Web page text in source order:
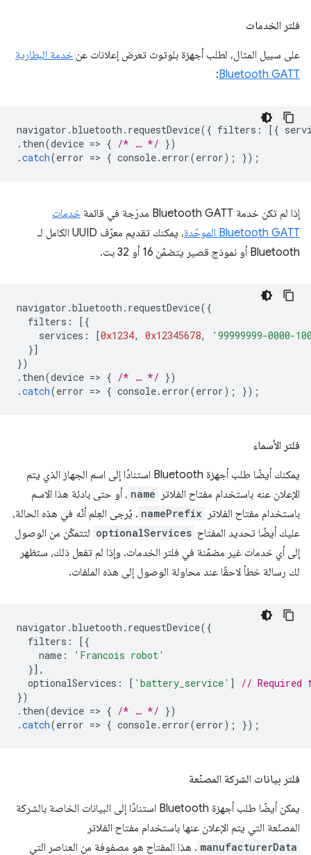
فلتر الخدمات
على سبيل المثال، لطلب أجهزة بلوتوث تعرض إعلانات عن خدمة البطارية
Bluetooth GATT
:
navigator .bluetooth . requestDevice({ filters : [{
. then(device => { /* … */ })
.catch(error => { console. error(error); });
إذا لم تكن خدمة Bluetooth GATT مدرَجة في قائمة
خدمات
Bluetooth GATT الموحّدة
، يمكنك تقديم معرّف UUID الكامل لـ
Bluetooth أو نموذج قصير يتضمّن 16 أو 32 بت.
navigator .bluetooth . requestDevice({
filters :
[{
services : [0x1234, 0x12345678,
'99999999-0000-
}]
})
. then(device => { /* … */ })
.catch(error => { console. error(error); });
فلتر الأسماء
يمكنك أيضًا طلب أجهزة Bluetooth استنادًا إلى اسم الجهاز الذي يتم
الإعلان عنه باستخدام مفتاح الفلاتر
name ، أو حتى بادئة هذا الاسم
باستخدام مفتاح الفلاتر
namePrefix . يُرجى العِلم أنّه في هذه الحالة،
عليك أيضًا تحديد المفتاح optionalServices لتتمكّن من الوصول
إلى أي خدمات غير مضمّنة في فلتر الخدمات. وإذا لم تفعل ذلك، ستظهر
لك رسالة خطأ لاحقًا عند محاولة الوصول إلى هذه الملفات.
navigator .bluetooth . requestDevice({
filters :
[{
name :
'Francois robot'
}],
optionalServices : [ 'battery_service' ]
// Required
})
. then(device => { /* … */ })
.catch(error => { console. error(error); });
فلتر بيانات الشركة المصنّعة
يمكن أيضًا طلب أجهزة Bluetooth استنادًا إلى البيانات الخاصة بالشركة
المصنّعة التي يتم الإعلان عنها باستخدام مفتاح الفلاتر
manufacturerData . هذا المفتاح هو مصفوفة من العناصر التي